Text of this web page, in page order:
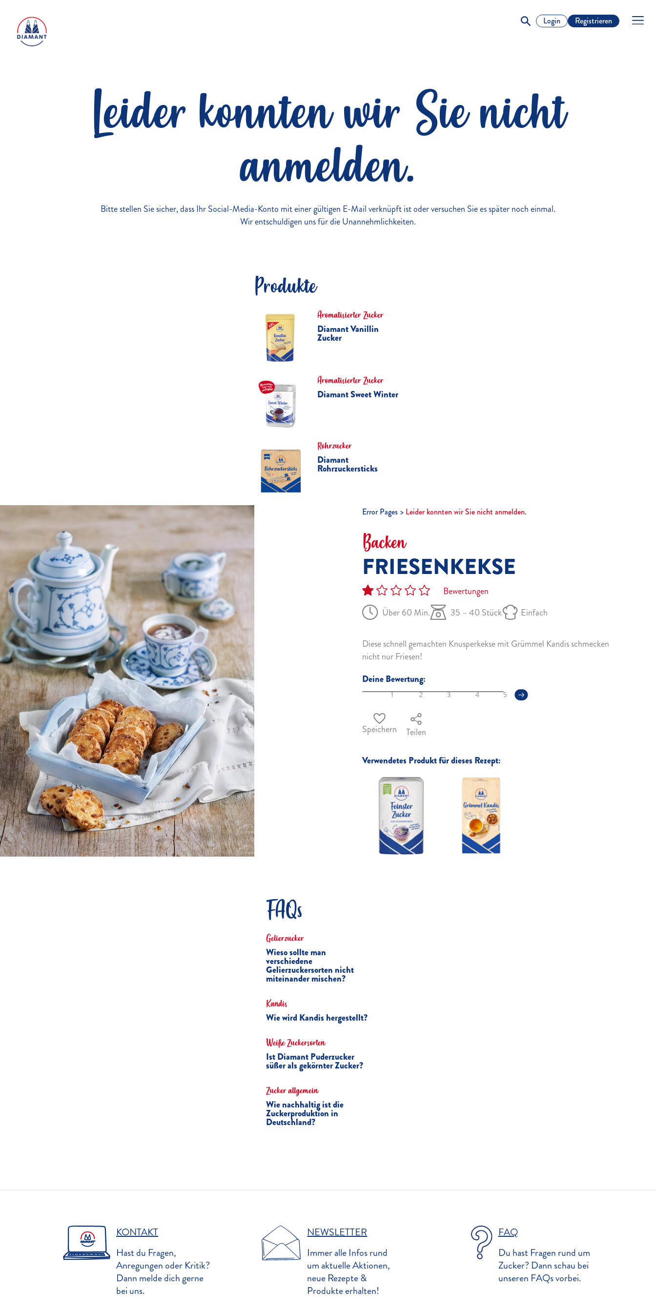
Login Registrieren
Leider konnten wir Sie nicht
anmelden.
Bitte stellen Sie sicher, dass Ihr Social-Media-Konto mit einer gültigen E-Mail verknüpft ist oder versuchen Sie es später noch einmal.
Wir entschuldigen uns für die Unannehmlichkeiten.
Produkte
Aromatisierter Zucker
Diamant Vanillin
Zucker
Aromatisierter Zucker
Diamant Sweet Winter
Rohrzucker
Diamant
Rohrzuckersticks
Error Pages Leider konnten wir Sie nicht anmelden.
Backen
FRIESENKEKSE
Bewertungen
Über 60 Min.
35 – 40 Stück Einfach
Diese schnell gemachten Knusperkekse mit Grümmel Kandis schmecken
nicht nur Friesen!
Deine Bewertung:
1 2 3 4 5
Speichern Teilen
Verwendetes Produkt für dieses Rezept:
FAQs
Gelierzucker
Wieso sollte man
verschiedene
Gelierzuckersorten nicht
miteinander mischen?
Kandis
Wie wird Kandis hergestellt?
Weiße Zuckersorten
Ist Diamant Puderzucker
süßer als gekörnter Zucker?
Zucker allgemein
Wie nachhaltig ist die
Zuckerproduktion in
Deutschland?
KONTAKT
Hast du Fragen,
Anregungen oder Kritik?
Dann melde dich gerne
bei uns.
NEWSLETTER
Immer alle Infos rund
um aktuelle Aktionen,
neue Rezepte &
Produkte erhalten!
FAQ
Du hast Fragen rund um
Zucker? Dann schau bei
unseren FAQs vorbei.